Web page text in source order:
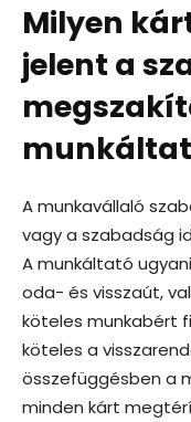
Milyen
jelent a
A munkavállaló
vagy a szabadság
A munkáltató
oda- és visszaút,
köteles munkabért
köteles a
összefüggésben a
minden kárt